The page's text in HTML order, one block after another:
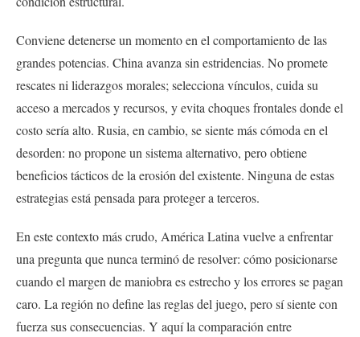
Conviene detenerse un momento en el comportamiento de las
grandes potencias. China avanza sin estridencias. No promete
rescates ni liderazgos morales; selecciona vínculos, cuida su
acceso a mercados y recursos, y evita choques frontales donde el
costo sería alto. Rusia, en cambio, se siente más cómoda en el
desorden: no propone un sistema alternativo, pero obtiene
beneficios tácticos de la erosión del existente. Ninguna de estas
estrategias está pensada para proteger a terceros.
En este contexto más crudo, América Latina vuelve a enfrentar
una pregunta que nunca terminó de resolver: cómo posicionarse
cuando el margen de maniobra es estrecho y los errores se pagan
caro. La región no define las reglas del juego, pero sí siente con
fuerza sus consecuencias. Y aquí la comparación entre